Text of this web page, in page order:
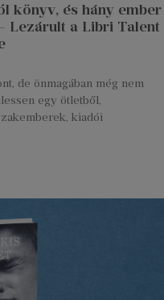
könyv, és hány ember
Lezárult a Libri Talent
de önmagában még nem
egy ötletből,
kiadói